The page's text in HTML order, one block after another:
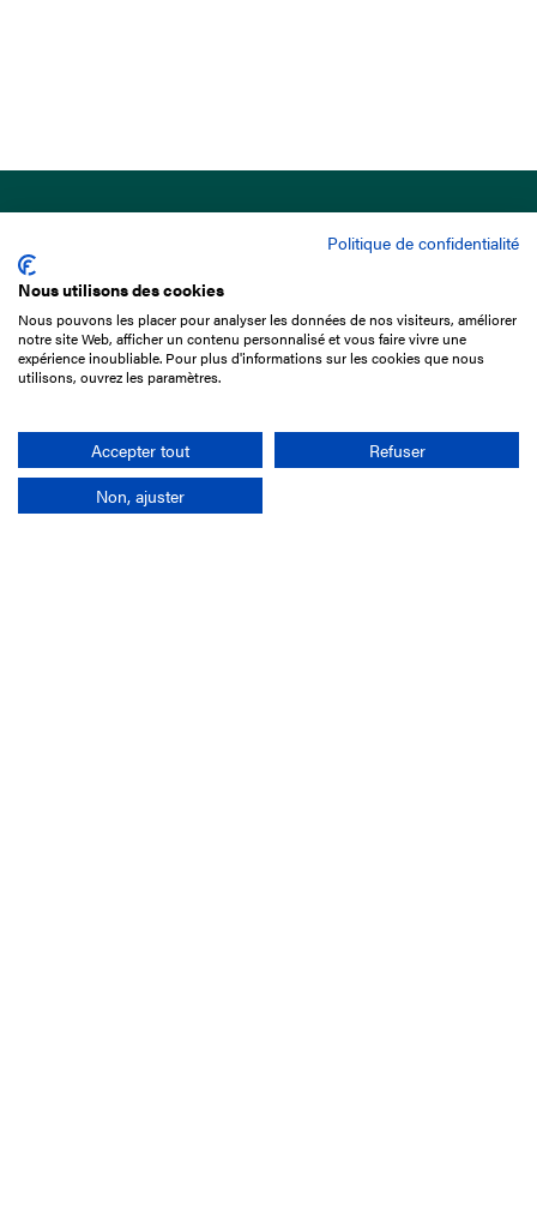
15 Boulevard de Douaumont
75017 Paris
01 49 10 20 29
Rechercher
Politique de confidentialité
Nous utilisons des cookies
Nous pouvons les placer pour analyser les données de nos visiteurs, améliorer
notre site Web, afficher un contenu personnalisé et vous faire vivre une
expérience inoubliable. Pour plus d'informations sur les cookies que nous
utilisons, ouvrez les paramètres.
Accepter tout
Refuser
Non, ajuster